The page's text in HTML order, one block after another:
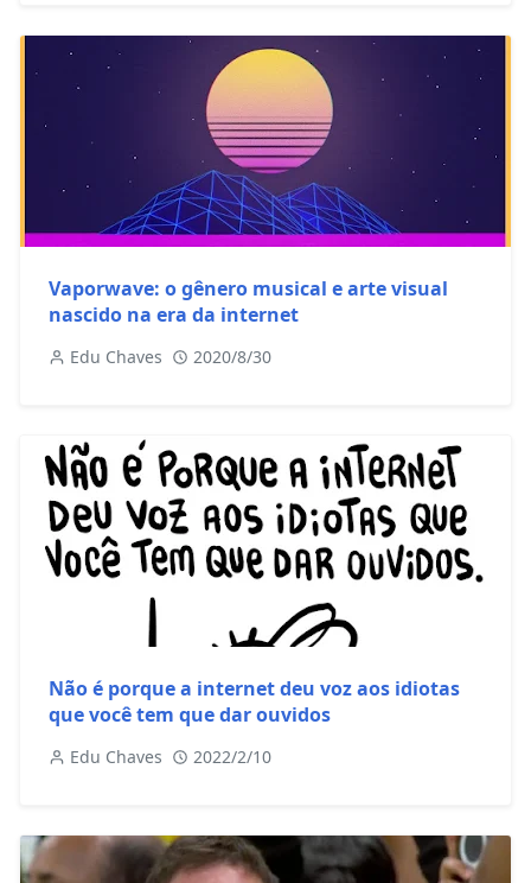
Vaporwave: o gênero musical e arte visual
nascido na era da internet
Edu Chaves 2020/8/30
Não é porque a internet deu voz aos idiotas
que você tem que dar ouvidos
Edu Chaves 2022/2/10